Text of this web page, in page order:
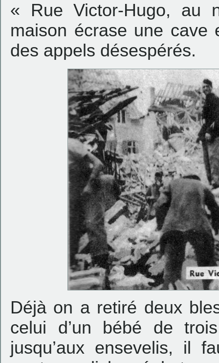
« Rue Victor-Hugo, au
maison écrase une cave
des appels désespérés.
Déjà on a retiré deux
celui d’un bébé de
jusqu’aux ensevelis, il